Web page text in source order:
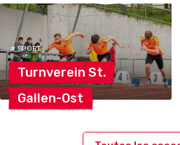
# SPORT
Turnverein St.
Gallen-Ost